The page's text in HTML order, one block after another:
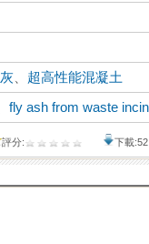
超高性能混凝土
、fly ash from waste
評分: 下載:52